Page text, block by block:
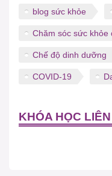
blog sức khỏe
Chăm sóc sức khỏe
Chế độ dinh dưỡng
COVID-19
KHÓA HỌC